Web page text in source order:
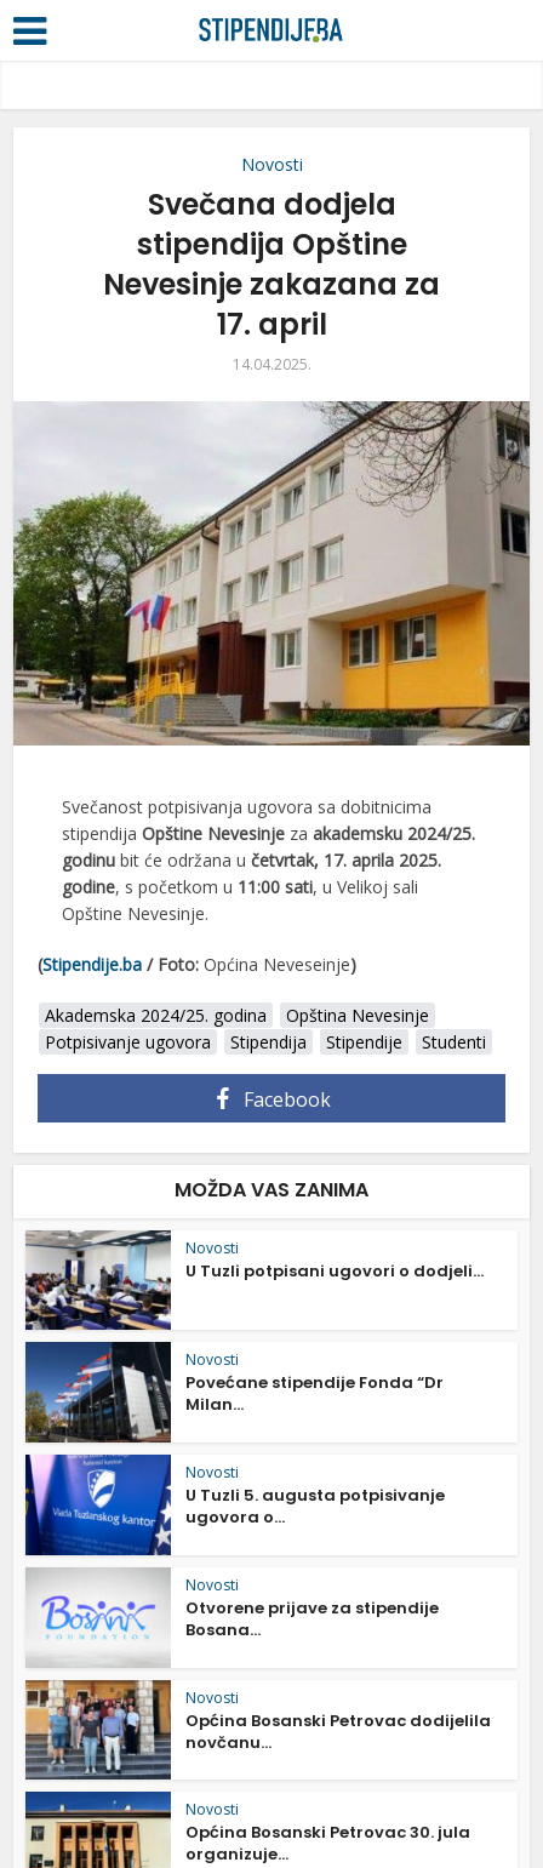
Novosti
Svečana dodjela
stipendija Opštine
Nevesinje zakazana za
17. april
14.04.2025.
Svečanost potpisivanja ugovora sa dobitnicima
stipendijaOpštine Nevesinje zaakademsku 2024/25.
godinu bit će održana učetvrtak, 17. aprila 2025.
godine, s početkom u 11:00 sati, u Velikoj sali
Opštine Nevesinje.
(Stipendije.ba / Foto:Općina Neveseinje)
Akademska 2024/25. godina
Opština Nevesinje
Potpisivanje ugovora
Stipendija Stipendije Studenti
Facebook
MOŽDA VAS ZANIMA
Novosti
U Tuzli potpisani ugovori o dodjeli...
Novosti
Povećane stipendije Fonda “Dr
Milan...
Novosti
U Tuzli 5. augusta potpisivanje
ugovora o...
Novosti
Otvorene prijave za stipendije
Bosana...
Novosti
Općina Bosanski Petrovac dodijelila
novčanu...
Novosti
Općina Bosanski Petrovac 30. jula
organizuje...